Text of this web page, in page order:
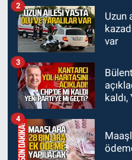
18:52
pitbul
18:44
araç yayaya
altına
Uzun
var
2
3
4